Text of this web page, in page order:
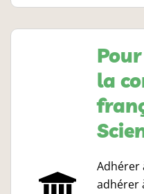
la
Adhérer
adhérer